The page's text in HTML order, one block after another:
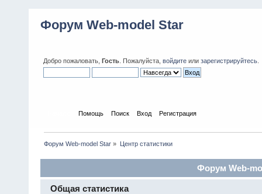
Форум Web-model Star
Добро пожаловать, Гость . Пожалуйста, войдите или зарегистрируйтесь
Помощь Поиск Вход Регистрация
Форум Web-model Star » Центр статистики
Форум Web-
Общая статистика